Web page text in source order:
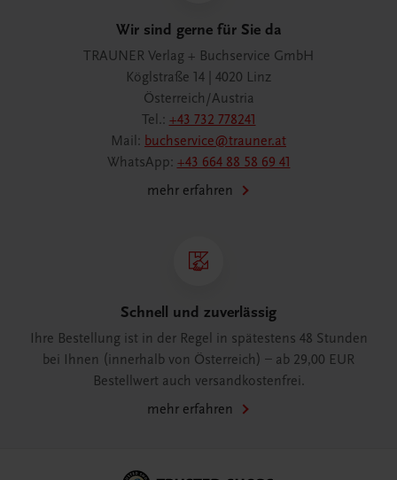
Wir sind gerne für Sie da
TRAUNER Verlag + Buchservice GmbH
Köglstraße 14 | 4020 Linz
Österreich/Austria
Tel.: +43 732 778241
Mail: buchservice@trauner.at
WhatsApp: +43 664 88 58 69 41
mehr erfahren
Schnell und zuverlässig
Ihre Bestellung ist in der Regel in spätestens 48 Stunden
bei Ihnen (innerhalb von Österreich) – ab 29,00 EUR
Bestellwert auch versandkostenfrei.
mehr erfahren